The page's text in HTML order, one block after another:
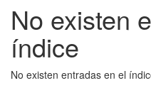
No existen
índice
No existen entradas en el